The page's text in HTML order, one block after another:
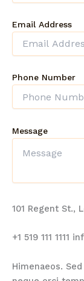
Email Address
Phone Number
Message
101 Regent St.,
+1 519 111 1111
Himenaeos.